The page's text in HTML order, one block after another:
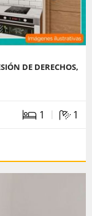
DE DERECHOS,
1 | 1